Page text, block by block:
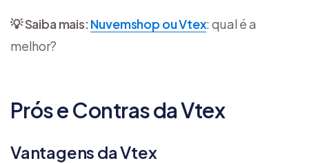
💡 Saiba mais: Nuvemshop ou Vtex: qual é a
melhor?
Prós e Contras da Vtex
Vantagens da Vtex